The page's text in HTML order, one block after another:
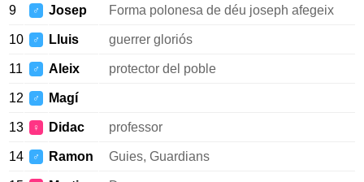
9 ♂ Josep Forma polonesa de déu joseph afegeix
10 ♂ Lluis guerrer gloriós
11 ♂ Aleix protector del poble
12 ♂ Magí
13 ♀ Didac professor
14 ♂ Ramon Guies, Guardians